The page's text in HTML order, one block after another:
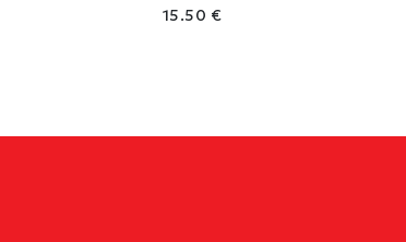
15.50 €